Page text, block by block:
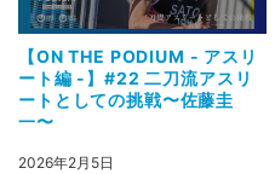
【ON THE PODIUM - アスリ
ート編 -】#22 二刀流アスリ
ートとしての挑戦〜佐藤圭
一〜
2026年2月5日